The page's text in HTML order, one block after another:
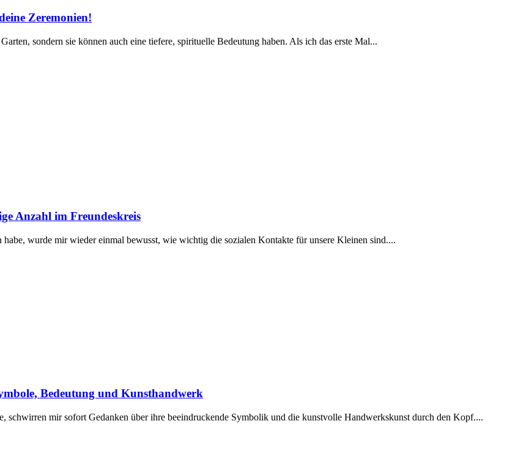
Zeremonien!
sondern sie können auch eine tiefere, spirituelle Bedeutung haben. Als ich das erste Mal...
Anzahl im Freundeskreis
wurde ⁤mir wieder ‍einmal bewusst, ⁢wie wichtig die sozialen Kontakte für​ unsere Kleinen sind.‍...
Bedeutung und Kunsthandwerk
schwirren mir sofort Gedanken über ihre beeindruckende Symbolik und die kunstvolle Handwerkskunst durch den Kopf....